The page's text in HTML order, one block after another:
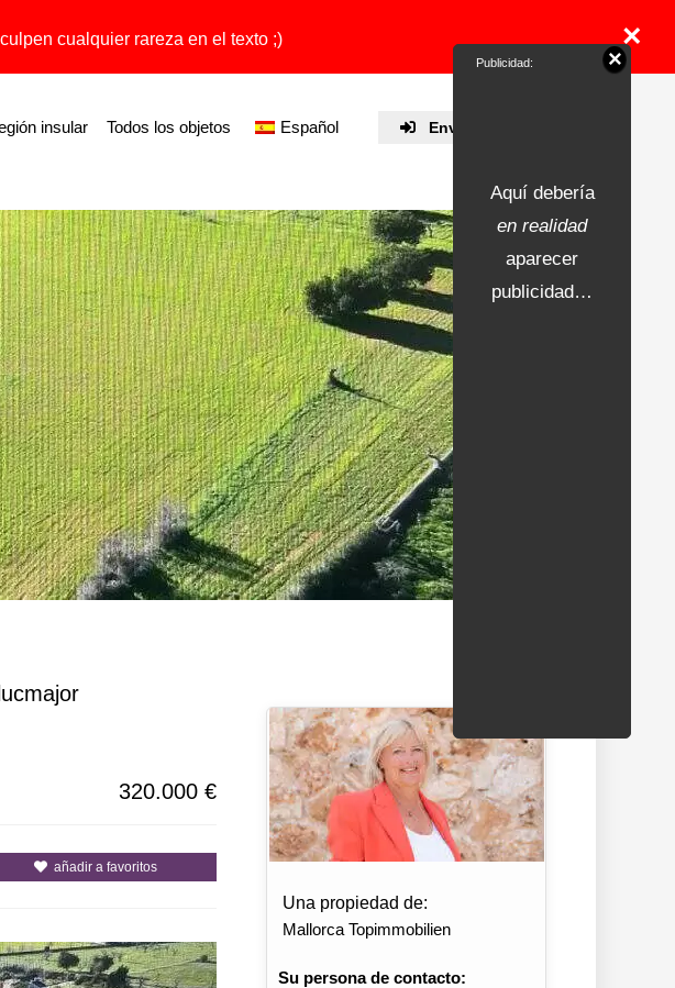
cualquier rareza en el texto ;) ×
Enviar propiedad
insular Todos los objetos Español
320.000 €
añadir a favoritos
Una propiedad de:
Mallorca Topimmobilien
Su persona de contacto:
Publicidad:
Aquí debería
en realidad
aparecer
publicidad…
×